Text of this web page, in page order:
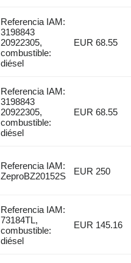
Referencia IAM:
3198843
20922305,
combustible:
diésel
EUR 68.55
Referencia IAM:
3198843
20922305,
combustible:
diésel
EUR 68.55
Referencia IAM:
ZeproBZ20152S
EUR 250
Referencia IAM:
73184TL,
combustible:
diésel
EUR 145.16